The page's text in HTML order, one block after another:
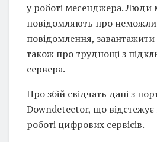
у роботі месенджера. Люди
повідомляють про
повідомлення, завантажити
також про труднощі з
сервера.
Про збій свідчать дані з
Downdetector, що
роботі цифрових сервісів.